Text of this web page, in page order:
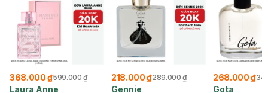
368.000 ₫599.000 ₫
Laura Anne
218.000 ₫289.000 ₫
Gennie
268.000 ₫
Gota